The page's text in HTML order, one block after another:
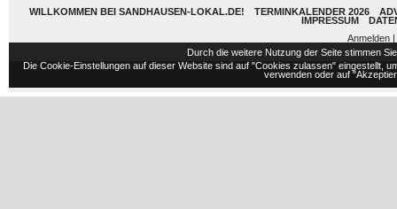
WILLKOMMEN BEI SANDHAUSEN-LOKAL.DE! TERMINKALENDER 2026
IMPRESSUM
Anmelden
Durch die weitere Nutzung der Seite stimmen
Die Cookie-Einstellungen auf dieser Website sind auf "Cookies zulassen" eingestellt,
verwenden oder auf